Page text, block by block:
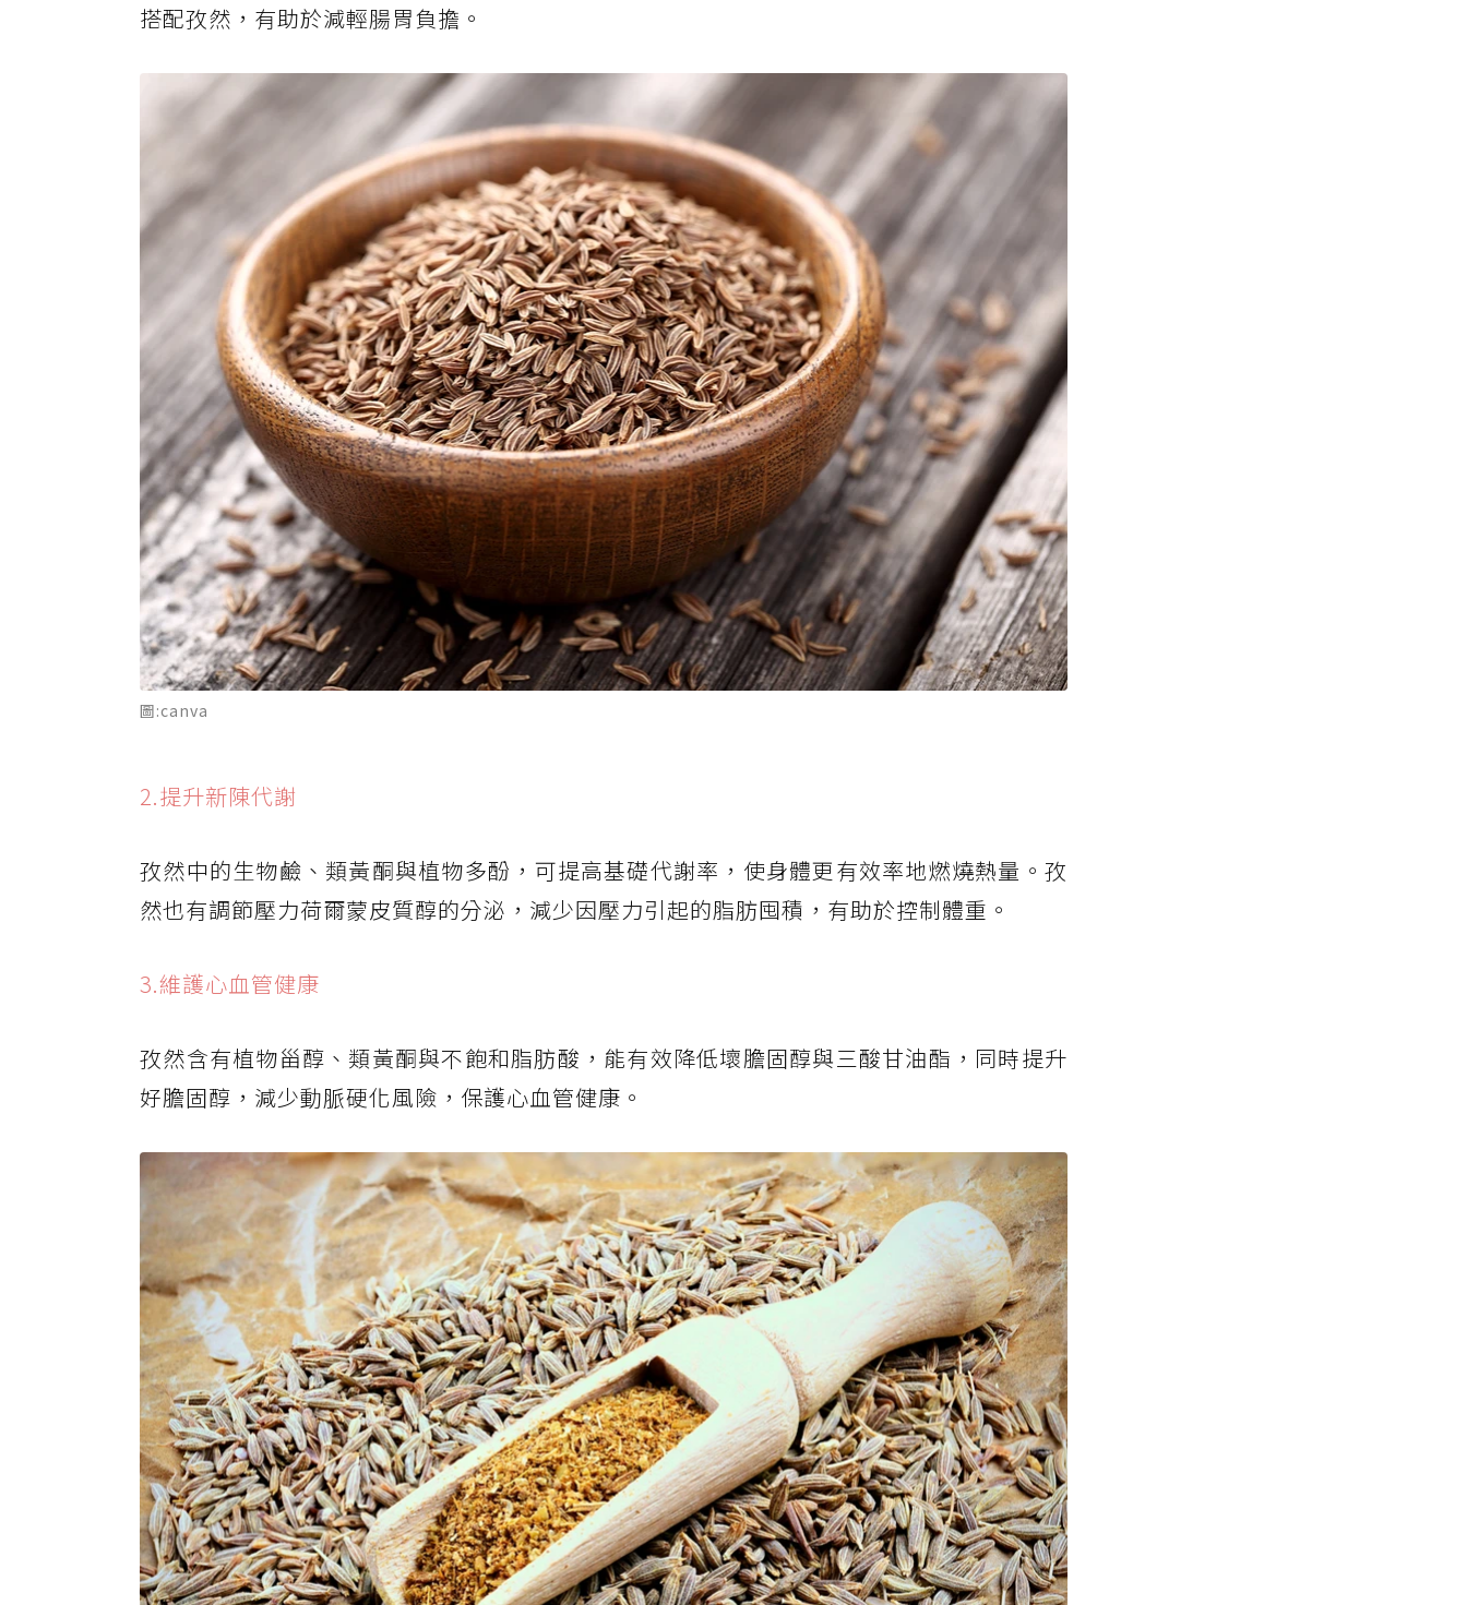
搭配孜然，有助於減輕腸胃負擔。
圖:canva
2.提升新陳代謝
孜然中的生物鹼、類黃酮與植物多酚，可提高基礎代謝率，使身體更有效率地燃燒熱量。孜
然也有調節壓力荷爾蒙皮質醇的分泌，減少因壓力引起的脂肪囤積，有助於控制體重。
3.維護心血管健康
孜然含有植物甾醇、類黃酮與不飽和脂肪酸，能有效降低壞膽固醇與三酸甘油酯，同時提升
好膽固醇，減少動脈硬化風險，保護心血管健康。